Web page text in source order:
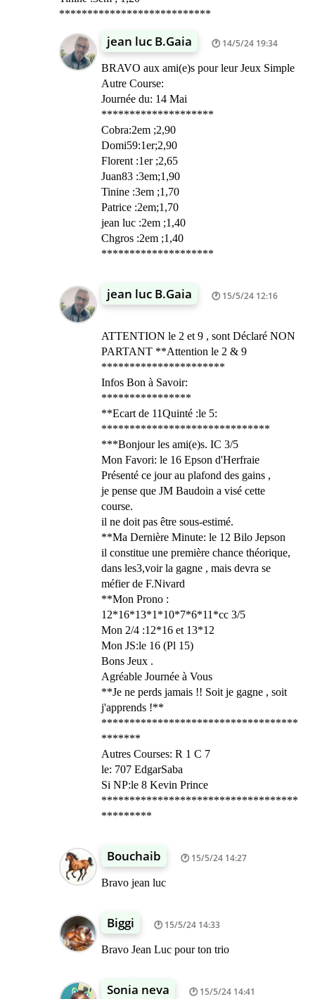
***************************
jean luc B.Gaia 14/5/24 19:34
BRAVO aux ami(e)s pour leur Jeux Simple
Autre Course:
Journée du: 14 Mai
********************
Cobra:2em ;2,90
Domi59:1er;2,90
Florent :1er ;2,65
Juan83 :3em;1,90
Tinine :3em ;1,70
Patrice :2em;1,70
jean luc :2em ;1,40
Chgros :2em ;1,40
********************
jean luc B.Gaia 15/5/24 12:16
ATTENTION le 2 et 9 , sont Déclaré NON
PARTANT **Attention le 2 & 9
**********************
Infos Bon à Savoir:
****************
**Ecart de 11Quinté :le 5:
******************************
***Bonjour les ami(e)s. IC 3/5
Mon Favori: le 16 Epson d'Herfraie
Présenté ce jour au plafond des gains ,
je pense que JM Baudoin a visé cette
course.
il ne doit pas être sous-estimé.
**Ma Dernière Minute: le 12 Bilo Jepson
il constitue une première chance théorique,
dans les3,voir la gagne , mais devra se
méfier de F.Nivard
**Mon Prono :
12*16*13*1*10*7*6*11*cc 3/5
Mon 2/4 :12*16 et 13*12
Mon JS:le 16 (Pl 15)
Bons Jeux .
Agréable Journée à Vous
**Je ne perds jamais !! Soit je gagne , soit
j'apprends !**
***********************************
*******
Autres Courses: R 1 C 7
le: 707 EdgarSaba
Si NP:le 8 Kevin Prince
***********************************
*********
Bouchaib 15/5/24 14:27
Bravo jean luc
Biggi 15/5/24 14:33
Bravo Jean Luc pour ton trio
Sonia neva 15/5/24 14:41